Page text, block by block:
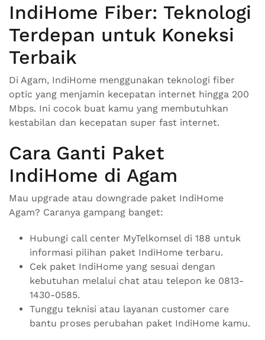
IndiHome Fiber: Teknologi
Terdepan untuk Koneksi
Terbaik
Di Agam, IndiHome menggunakan teknologi fiber
optic yang menjamin kecepatan internet hingga 200
Mbps. Ini cocok buat kamu yang membutuhkan
kestabilan dan kecepatan super fast internet.
Cara Ganti Paket
IndiHome di Agam
Mau upgrade atau downgrade paket IndiHome
Agam? Caranya gampang banget:
Hubungi call center MyTelkomsel di 188 untuk
informasi pilihan paket IndiHome terbaru.
Cek paket IndiHome yang sesuai dengan
kebutuhan melalui chat atau telepon ke 0813-
1430-0585.
Tunggu teknisi atau layanan customer care
bantu proses perubahan paket IndiHome kamu.